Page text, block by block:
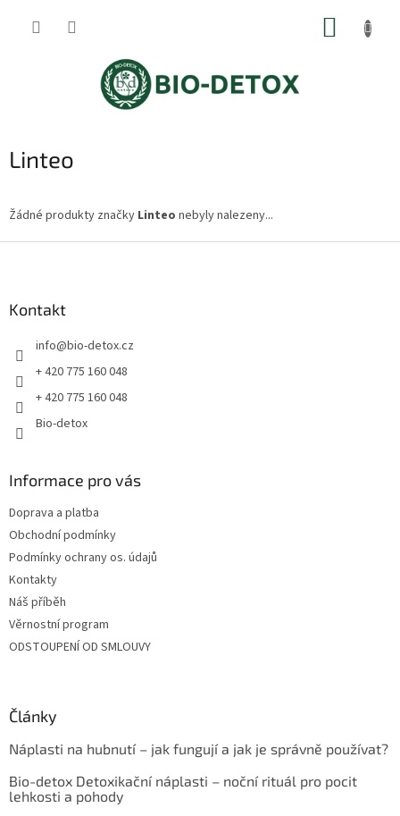
Linteo
Žádné produkty značky Linteo nebyly nalezeny...
Kontakt
info@bio-detox.cz
+ 420 775 160 048
+ 420 775 160 048
Bio-detox
Informace pro vás
Doprava a platba
Obchodní podmínky
Podmínky ochrany os. údajů
Kontakty
Náš příběh
Věrnostní program
ODSTOUPENÍ OD SMLOUVY
Články
Náplasti na hubnutí – jak fungují a jak je správně používat?
Bio-detox Detoxikační náplasti – noční rituál pro pocit
lehkosti a pohody